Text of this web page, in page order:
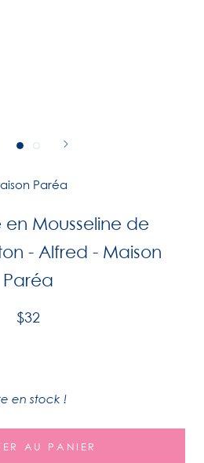
Paréa
Mousseline de
- Alfred - Maison
Paréa
$32
en stock !
AU PANIER